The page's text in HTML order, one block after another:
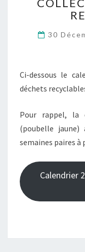
30
Ci-dessous le
déchets
Pour rappel, la
(poubelle
semaines paires à
Calendrier